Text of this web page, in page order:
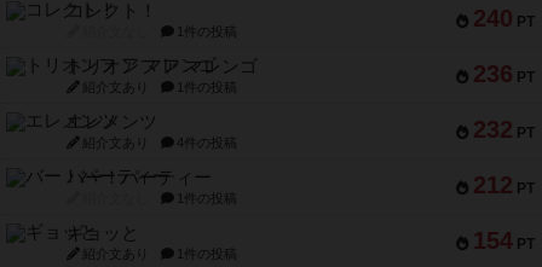
240 PT
コレクト！
1件の投稿
236 PT
トリオンフ ア マレンゴ
紹介文あり 1件の投稿
232 PT
エレメンツ
紹介文あり 4件の投稿
212 PT
バー！パーティー
1件の投稿
154 PT
ギョッと
紹介文あり 1件の投稿